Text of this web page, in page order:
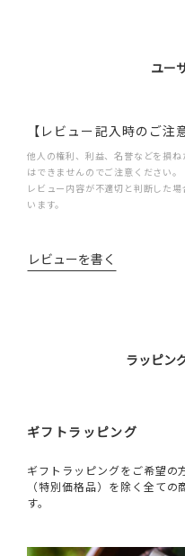
ユー
【レビュー記入時のご注
他人の権利、利益、名誉などを損
はできませんのでご注意ください。
レビュー内容が不適切と判断した
います。
レビューを書く
ラッピン
ギフトラッピング
ギフトラッピングをご希望の
（特別価格品）を除く全て
す。